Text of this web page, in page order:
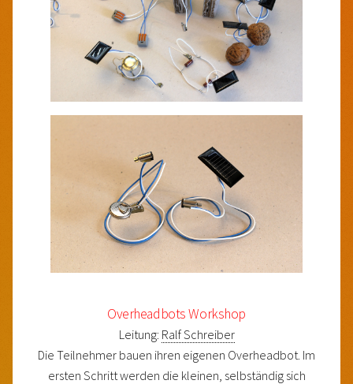
Overheadbots Workshop
Leitung: Ralf Schreiber
Die Teilnehmer bauen ihren eigenen Overheadbot. Im
ersten Schritt werden die kleinen, selbständig sich